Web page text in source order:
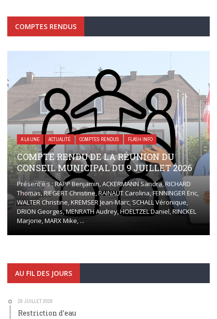
COMPTES RENDUS
A LA UNE ACTUALITÉ COMPTES RENDUS FLASH INFO
COMPTE RENDU DE LA RÉUNION DU
CONSEIL MUNICIPAL DU 9 JUILLET 2026
Présent·e·s : RAPP Benjamin, ACKERMANN Sandra, RICHARD
Thomas, RIEGERT Christine, RAINAUT Carolina, FENNINGER Eric,
WALTER Christine, KREMSER Jean-Marc, SCHALL Véronique,
DRION Georges, MENRATH Audrey, HOELTZEL Daniel, RINCKEL
Marjorie, MARX Mike, ...
AU FIL DES JOURS
29 JUILLET 2026
Restriction d’eau